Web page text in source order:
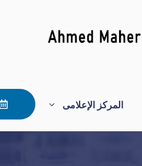
المركز الإعلامى